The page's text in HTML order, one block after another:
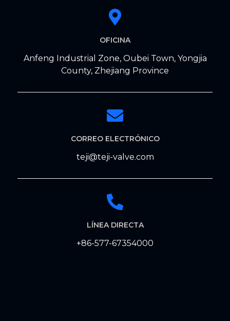
OFICINA
Anfeng Industrial Zone, Oubei Town, Yongjia
County, Zhejiang Province
CORREO ELECTRÓNICO
teji@teji-valve.com
LÍNEA DIRECTA
+86-577-67354000